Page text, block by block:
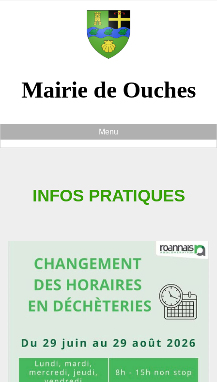
Mairie de Ouches
Menu
INFOS PRATIQUES